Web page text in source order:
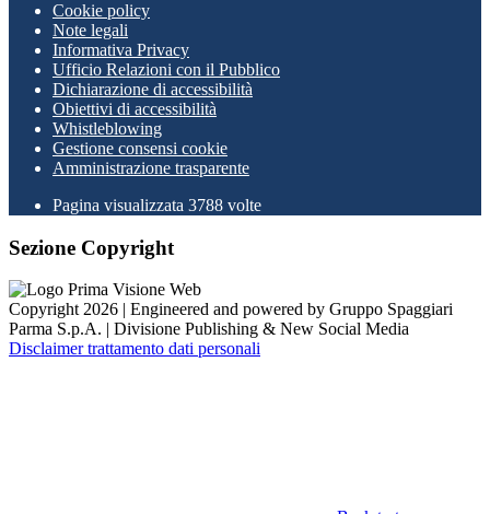
Cookie policy
Note legali
Informativa Privacy
Ufficio Relazioni con il Pubblico
Dichiarazione di accessibilità
Obiettivi di accessibilità
Whistleblowing
Gestione consensi cookie
Amministrazione trasparente
Pagina visualizzata 3788 volte
Sezione Copyright
Copyright 2026 | Engineered and powered by Gruppo Spaggiari
Parma S.p.A. | Divisione Publishing & New Social Media
Disclaimer trattamento dati personali